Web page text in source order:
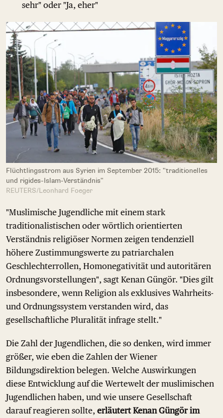
sehr" oder "Ja, eher"
Flüchtlingsstrom aus Syrien im September 2015: "traditionelles
und rigides-Islam-Verständnis"
REUTERS/Leonhard Foeger
"Muslimische Jugendliche mit einem stark
traditionalistischen oder wörtlich orientierten
Verständnis religiöser Normen zeigen tendenziell
höhere Zustimmungswerte zu patriarchalen
Geschlechterrollen, Homonegativität und autoritären
Ordnungsvorstellungen", sagt Kenan Güngör. "Dies gilt
insbesondere, wenn Religion als exklusives Wahrheits-
und Ordnungssystem verstanden wird, das
gesellschaftliche Pluralität infrage stellt."
Die Zahl der Jugendlichen, die so denken, wird immer
größer, wie eben die Zahlen der Wiener
Bildungsdirektion belegen. Welche Auswirkungen
diese Entwicklung auf die Wertewelt der muslimischen
Jugendlichen haben, und wie unsere Gesellschaft
darauf reagieren sollte, erläutert Kenan Güngör im